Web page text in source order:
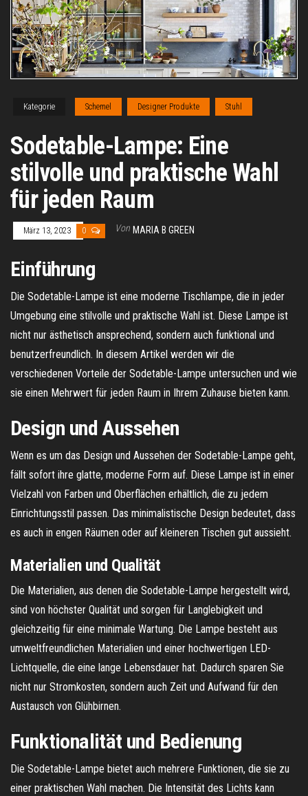
Kategorie Schemel Designer Produkte Stuhl
Sodetable-Lampe: Eine
stilvolle und praktische Wahl
für jeden Raum
März 13, 2023 0 Von MARIA B GREEN
Einführung
Die Sodetable-Lampe ist eine moderne Tischlampe, die in jeder
Umgebung eine stilvolle und praktische Wahl ist. Diese Lampe ist
nicht nur ästhetisch ansprechend, sondern auch funktional und
benutzerfreundlich. In diesem Artikel werden wir die
verschiedenen Vorteile der Sodetable-Lampe untersuchen und wie
sie einen Mehrwert für jeden Raum in Ihrem Zuhause bieten kann.
Design und Aussehen
Wenn es um das Design und Aussehen der Sodetable-Lampe geht,
fällt sofort ihre glatte, moderne Form auf. Diese Lampe ist in einer
Vielzahl von Farben und Oberflächen erhältlich, die zu jedem
Einrichtungsstil passen. Das minimalistische Design bedeutet, dass
es auch in engen Räumen oder auf kleineren Tischen gut aussieht.
Materialien und Qualität
Die Materialien, aus denen die Sodetable-Lampe hergestellt wird,
sind von höchster Qualität und sorgen für Langlebigkeit und
gleichzeitig für eine minimale Wartung. Die Lampe besteht aus
umweltfreundlichen Materialien und einer hochwertigen LED-
Lichtquelle, die eine lange Lebensdauer hat. Dadurch sparen Sie
nicht nur Stromkosten, sondern auch Zeit und Aufwand für den
Austausch von Glühbirnen.
Funktionalität und Bedienung
Die Sodetable-Lampe bietet auch mehrere Funktionen, die sie zu
einer praktischen Wahl machen. Die Intensität des Lichts kann